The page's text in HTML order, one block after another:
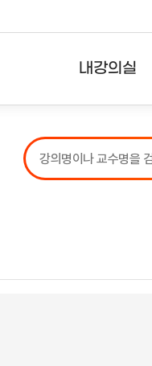
내강의실
강의리스트
수강확인증강의